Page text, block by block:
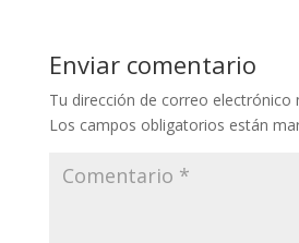
Enviar comentario
Tu dirección de correo electrónico
Los campos obligatorios están